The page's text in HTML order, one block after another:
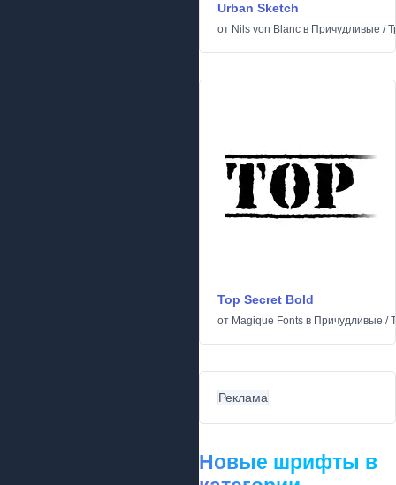
Urban Sketch
от Nils von Blanc в Причудливые /
Top Secret Bold
от Magique Fonts в Причудливые /
Реклама
Новые шрифты в